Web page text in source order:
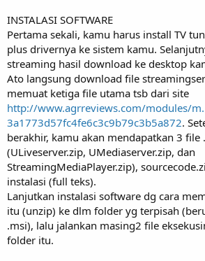
INSTALASI SOFTWARE
Pertama sekali, kamu harus install TV
plus drivernya ke sistem kamu.
streaming hasil download ke desktop
Ato langsung download file
memuat ketiga file utama tsb dari site
http://www.agrreviews.com/modules/
3a1773d57fc4fe6c3c9b79c3b5a872.
berakhir, kamu akan mendapatkan 3 file
(ULiveserver.zip, UMediaserver.zip, dan
StreamingMediaPlayer.zip),
instalasi (full teks).
Lanjutkan instalasi software dg cara
itu (unzip) ke dlm folder yg terpisah
.msi), lalu jalankan masing2 file
folder itu.